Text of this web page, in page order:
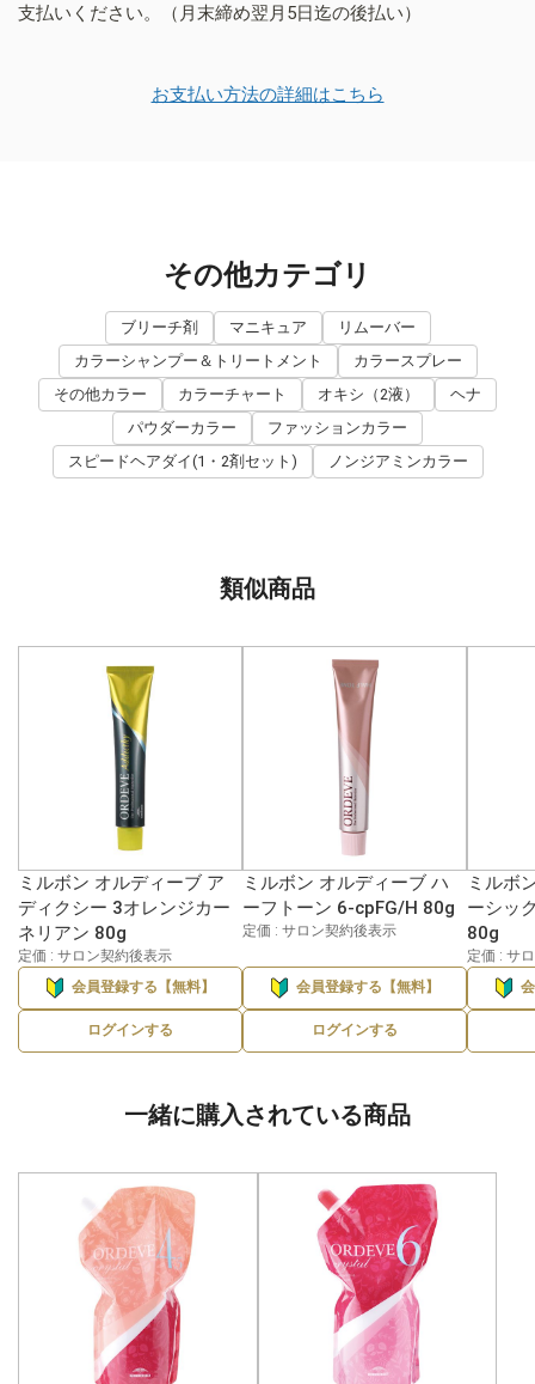
支払いください。（月末締め翌月5日迄の後払い）
お支払い方法の詳細はこちら
その他カテゴリ
ブリーチ剤 マニキュア
リムーバー
カラーシャンプー＆トリートメント
カラースプレー
その他カラー
カラーチャート オキシ（2液）
ヘナ
パウダーカラー
ファッションカラー
スピードヘアダイ(1・2剤セット)
ノンジアミンカラー
類似商品
ミルボン オルディーブ ア
ディクシー 3オレンジカー
ネリアン 80g
定価 : サロン契約後表示
会員登録する【無料】
ログインする
ミルボン オルディーブ ハ
ーフトーン 6-cpFG/H 80g
定価 : サロン契約後表示
会員登録する【無料】
ログインする
ミルボ
ーシッ
80g
定価 : サ
一緒に購入されている商品